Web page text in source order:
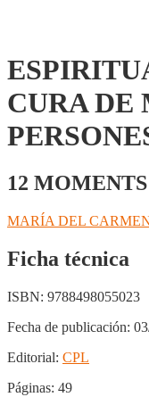
CURA DE
12
MARÍA DEL
Ficha técnica
ISBN: 9788498055023
Fecha de publicación:
Editorial: CPL
Páginas: 49